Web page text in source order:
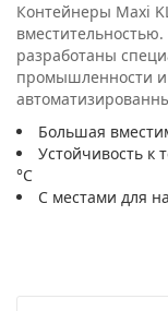
Контейнеры Maxi
разработаны
промышленности и
Большая
Устойчивость к
°C
С местами для